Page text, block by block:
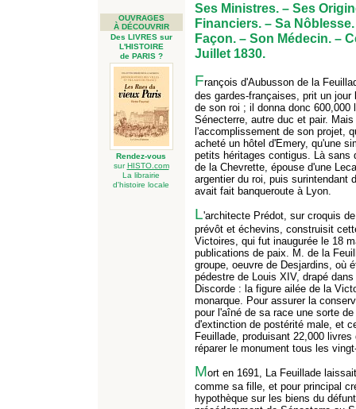
OUVRAGES
À DÉCOUVRIR
Des LIVRES sur
L'HISTOIRE
de PARIS ?
Rendez-vous
surHISTO.com
La librairie
d'histoire locale
Ses Ministres. – Ses
Financiers. – Sa
Façon. – Son Médecin. –
Juillet 1830.
François d'Aubusson de la
des gardes-françaises, prit un
de son roi ; il donna donc 600,000
Sénecterre, autre duc et pair.
l'accomplissement de son projet,
acheté un hôtel d'Emery, qu'une
petits héritages contigus. Là sans
de la Chevrette, épouse d'une
argentier du roi, puis surintendant
avait fait banqueroute à Lyon.
L'architecte Prédot, sur croquis
prévôt et échevins, construisit
Victoires, qui fut inaugurée le 18
publications de paix. M. de la
groupe, oeuvre de Desjardins, où
pédestre de Louis XIV, drapé
Discorde : la figure ailée de la
monarque. Pour assurer la
pour l'aîné de sa race une sorte
d'extinction de postérité male, et
Feuillade, produisant 22,000
réparer le monument tous les
Mort en 1691, La Feuillade
comme sa fille, et pour principal
hypothèque sur les biens du